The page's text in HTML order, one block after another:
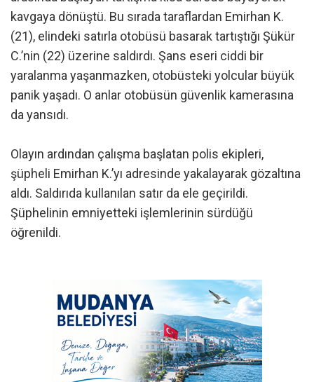
kavgaya dönüştü. Bu sırada taraflardan Emirhan K.
(21), elindeki satırla otobüsü basarak tartıştığı Şükür
C.’nin (22) üzerine saldırdı. Şans eseri ciddi bir
yaralanma yaşanmazken, otobüsteki yolcular büyük
panik yaşadı. O anlar otobüsün güvenlik kamerasına
da yansıdı.
Olayın ardından çalışma başlatan polis ekipleri,
şüpheli Emirhan K.’yı adresinde yakalayarak gözaltına
aldı. Saldırıda kullanılan satır da ele geçirildi.
Şüphelinin emniyetteki işlemlerinin sürdüğü
öğrenildi.